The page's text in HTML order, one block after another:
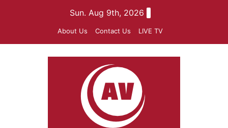
Sun. Aug 9th, 2026
About Us Contact Us LIVE TV